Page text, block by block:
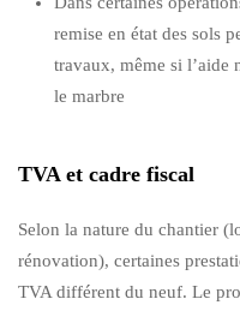
remise en état des sols
travaux, même si l’aide
le marbre
TVA et cadre fiscal
Selon la nature du chantier
rénovation), certaines
TVA différent du neuf. Le